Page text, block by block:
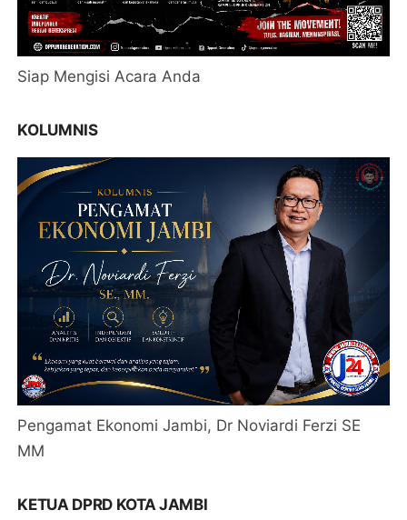
Siap Mengisi Acara Anda
KOLUMNIS
Pengamat Ekonomi Jambi, Dr Noviardi Ferzi SE
MM
KETUA DPRD KOTA JAMBI